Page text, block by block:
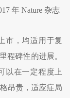
年 Nature 杂志
市，均适用于复
程碑性的进展。
以在一定程度上
昂贵，适应症局